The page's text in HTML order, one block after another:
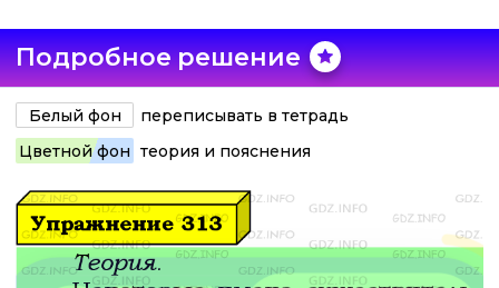
Подробное решение
Белый фон
переписывать в тетрадь
Цветной фон теория и пояснения